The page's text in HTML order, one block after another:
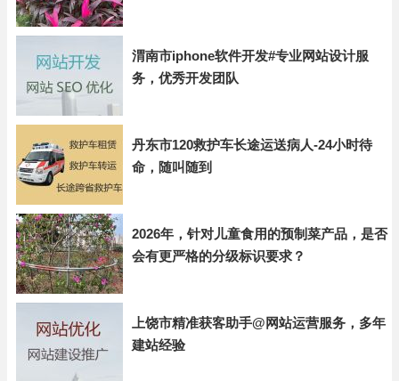
渭南市iphone软件开发#专业网站设计服
务，优秀开发团队
丹东市120救护车长途运送病人-24小时待
命，随叫随到
2026年，针对儿童食用的预制菜产品，是否
会有更严格的分级标识要求？
上饶市精准获客助手@网站运营服务，多年
建站经验